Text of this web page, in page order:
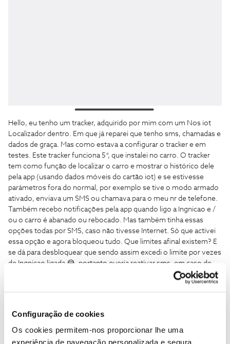
Configuração de cookies
Os cookies permitem-nos proporcionar lhe uma
experiência de navegação personalizada e segura.
Hello, eu tenho um tracker, adquirido por mim com um Nos iot
Localizador dentro. Em que já reparei que tenho sms, chamadas e
dados de graça. Mas como estava a configurar o tracker e em
testes. Este tracker funciona 5*, que instalei no carro. O tracker
tem como função de localizar o carro e mostrar o histórico dele
pela app (usando dados móveis do cartão iot) e se estivesse
parámetros fora do normal, por exemplo se tive o modo armado
ativado, enviava um SMS ou chamava para o meu nr de telefone.
Também recebo notificações pela app quando ligo a Ingnicao e /
ou o carro é abanado ou rebocado. Mas também tinha essas
opções todas por SMS, caso não tivesse Internet. Só que activei
essa opção e agora bloqueou tudo. Que limites afinal existem? E
se dá para desbloquear que sendo assim excedi o limite por vezes
de Ingnicao ligada 😂, portanto queria reativar sms, em caso de
Obrigado ☺️